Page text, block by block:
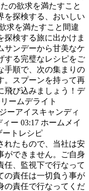
の欲求を満たすこと
を探検する、おいしい
求を満たすこと間違
探検する旅に出かけま
サンデーから甘美なケ
する完璧なレシピをご
手順で、次の集まりの
。スプーンを持って再
飛び込みましょう！デ
ームデライト
ーアイスキャンディ
ー 03:17 ホームメイ
ートレシピ
れたもので、当社は安
ができません。ご自身
任、監視下で行なって
の責任は一切負う事が
の責任で行なってくだ